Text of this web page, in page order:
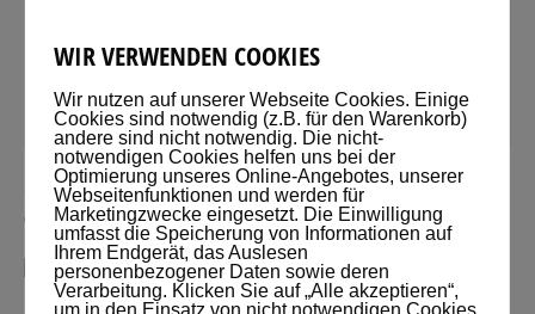
informationen bzw. Techniken wurden angeboten.
Petra Herbst, Regensburg
Sollten diese Argumente aber auf dich nicht zutreffen, dann kann ich
dir nur empfehlen, den Kurs zu buchen. Das geht hier:
WIR VERWENDEN COOKIES
Wir nutzen auf unserer Webseite Cookies. Einige
Cookies sind notwendig (z.B. für den Warenkorb)
andere sind nicht notwendig. Die nicht-
notwendigen Cookies helfen uns bei der
Optimierung unseres Online-Angebotes, unserer
Webseitenfunktionen und werden für
Marketingzwecke eingesetzt. Die Einwilligung
umfasst die Speicherung von Informationen auf
Ihrem Endgerät, das Auslesen
personenbezogener Daten sowie deren
Verarbeitung. Klicken Sie auf „Alle akzeptieren“,
um in den Einsatz von nicht notwendigen Cookies